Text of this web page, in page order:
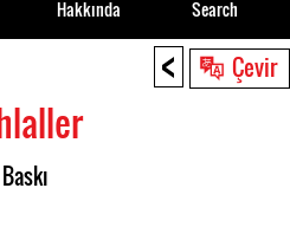
< Çevir
Baskı
Hakkında Search